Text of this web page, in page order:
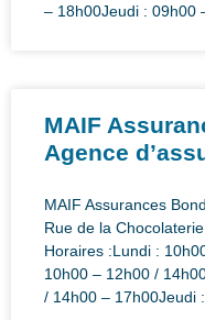
– 18h00Jeudi : 09h00
MAIF
Agence
MAIF Assurances
Rue de la
Horaires :Lundi :
10h00 – 12h00 /
/ 14h00 – 17h00Jeudi